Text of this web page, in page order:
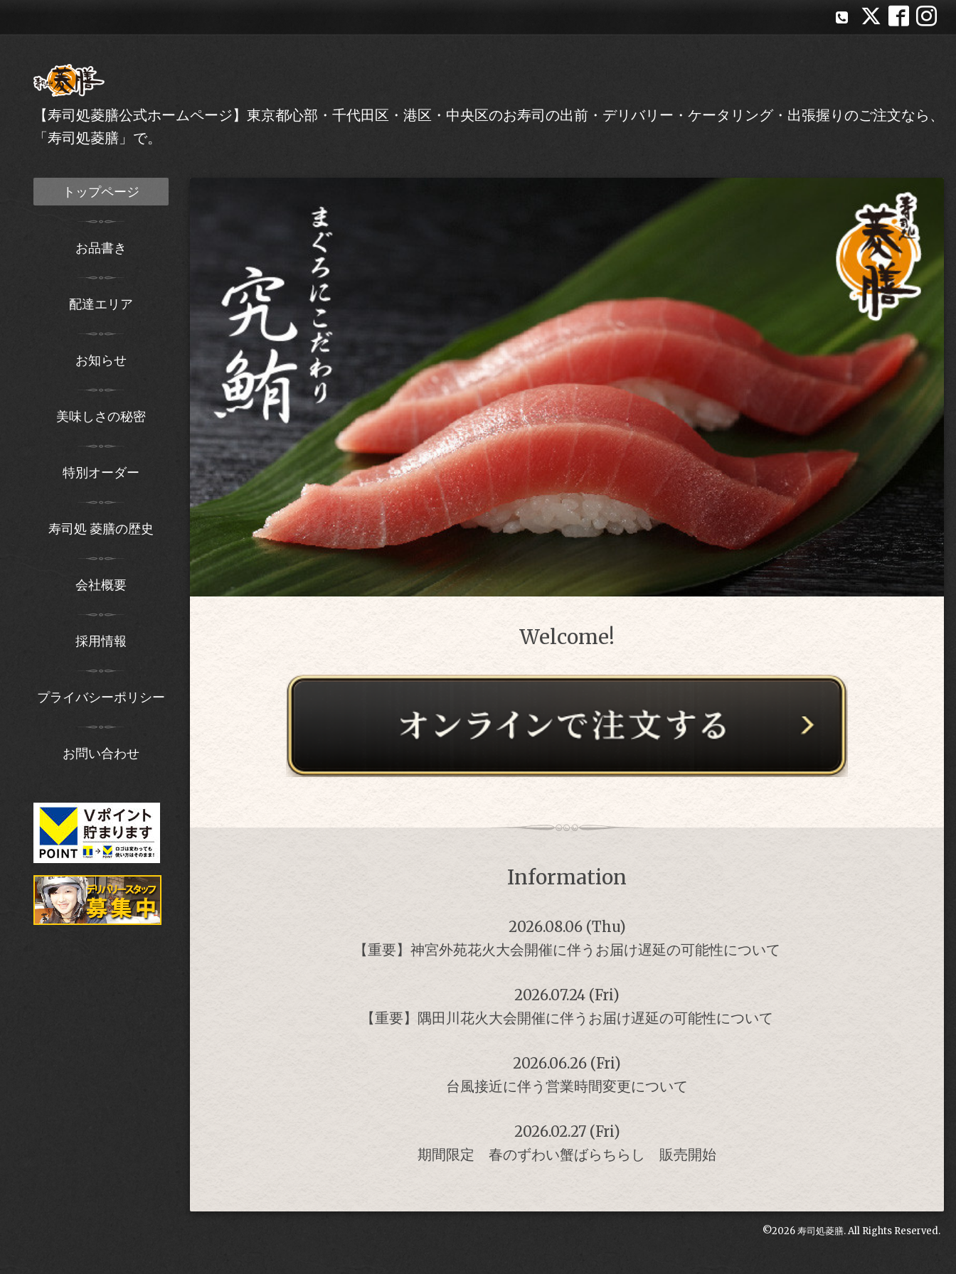
【寿司処菱膳公式ホームページ】東京都心部・千代田区・港区・中央区のお寿司の出前・デリバリー・ケータリング・出張握りのご注文なら、
「寿司処菱膳」で。
Welcome!
Information
2026.08.06 (Thu)
【重要】神宮外苑花火大会開催に伴うお届け遅延の可能性について
2026.07.24 (Fri)
【重要】隅田川花火大会開催に伴うお届け遅延の可能性について
2026.06.26 (Fri)
台風接近に伴う営業時間変更について
2026.02.27 (Fri)
期間限定 春のずわい蟹ばらちらし 販売開始
©2026寿司処菱膳. All Rights Reserved.
トップページ
お品書き
配達エリア
お知らせ
美味しさの秘密
特別オーダー
寿司処 菱膳の歴史
会社概要
採用情報
プライバシーポリシー
お問い合わせ